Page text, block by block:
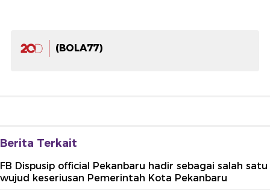
(BOLA77)
Berita Terkait
FB Dispusip official Pekanbaru hadir sebagai salah satu
wujud keseriusan Pemerintah Kota Pekanbaru